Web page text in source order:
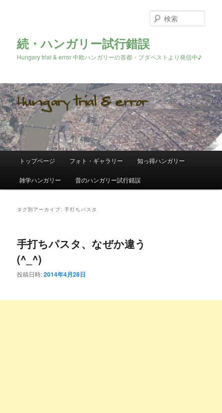
続・ハンガリー試行錯誤
Hungary trial & error 中欧ハンガリーの首都・ブダペストより発信中♪
索
メ
メ
イ
ン
テ
サ
ブ
テ
ン
トップページ フォト・ギャラリー 知っ得ハンガリー
雑学ハンガリー 昔のハンガリー試行錯誤
タグ別アーカイブ:手打ちパスタ
手打ちパスタ、なぜか違う
(^_^)
投稿日時:2014年4月28日